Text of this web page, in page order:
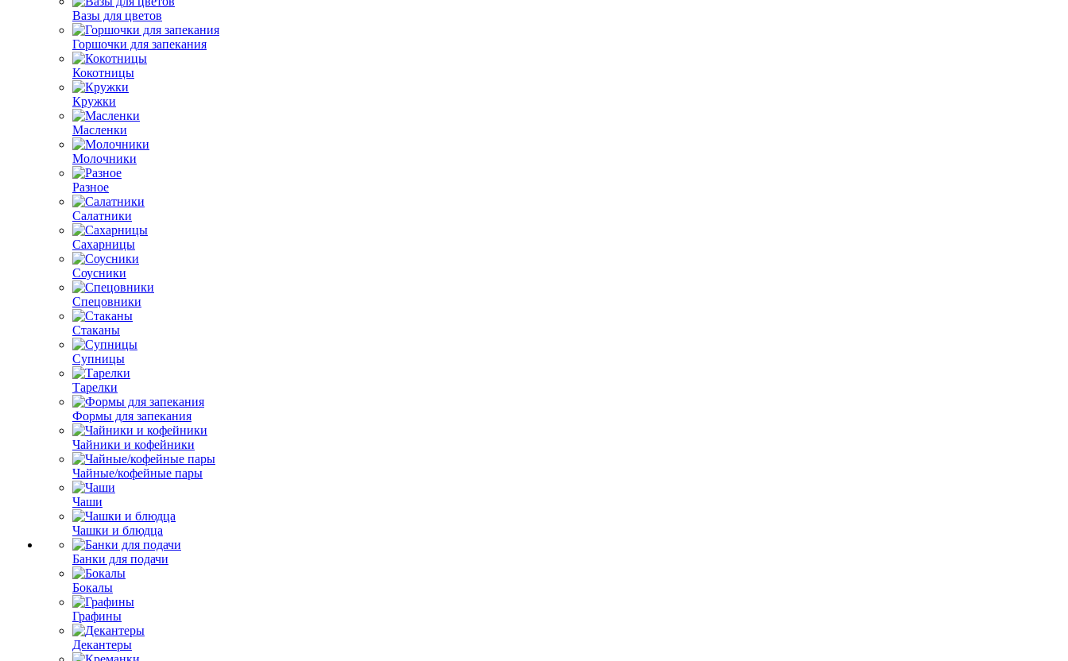
Вазы для цветов
Горшочки для запекания
Кокотницы
Кружки
Масленки
Молочники
Разное
Салатники
Сахарницы
Соусники
Спецовники
Стаканы
Супницы
Тарелки
Формы для запекания
Чайники и кофейники
Чайные/кофейные пары
Чаши
Чашки и блюдца
Банки для подачи
Бокалы
Графины
Декантеры